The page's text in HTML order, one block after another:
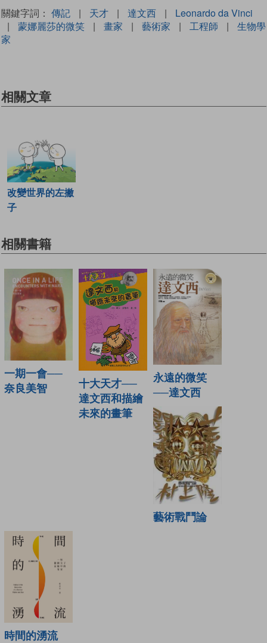
關鍵字詞： 傳記 | 天才 | 達文西 |
Leonardo da Vinci
|
蒙娜麗莎的微笑 | 畫家 | 藝術家 | 工程師 |
生物學
家
相關文章
改變世界的左撇
子
相關書籍
一期一會──
奈良美智
十大天才──
達文西和描繪
未來的畫筆
永遠的微笑
──達文西
藝術戰鬥論
時間的湧流